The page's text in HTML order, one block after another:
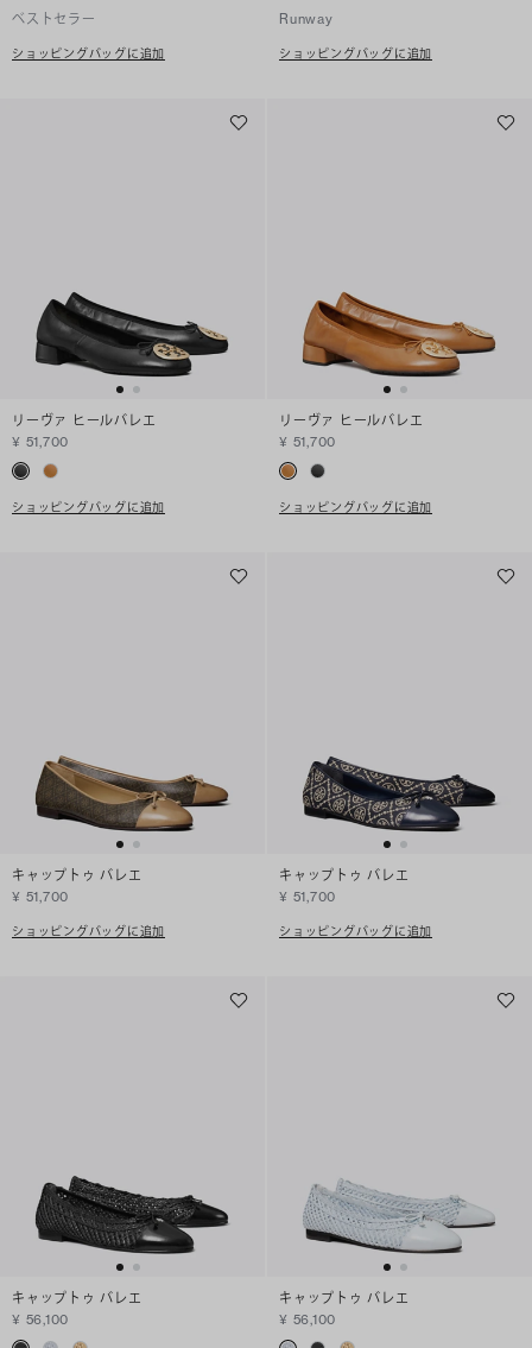
ベストセラー
ショッピングバッグに追加
Runway
ショッピングバッグに追加
リーヴァ ヒールバレエ
¥ 51,700
ショッピングバッグに追加
リーヴァ ヒールバレエ
¥ 51,700
ショッピングバッグに追加
キャップトゥ バレエ
¥ 51,700
ショッピングバッグに追加
キャップトゥ バレエ
¥ 51,700
ショッピングバッグに追加
キャップトゥ バレエ
¥ 56,100
キャップトゥ バレエ
¥ 56,100